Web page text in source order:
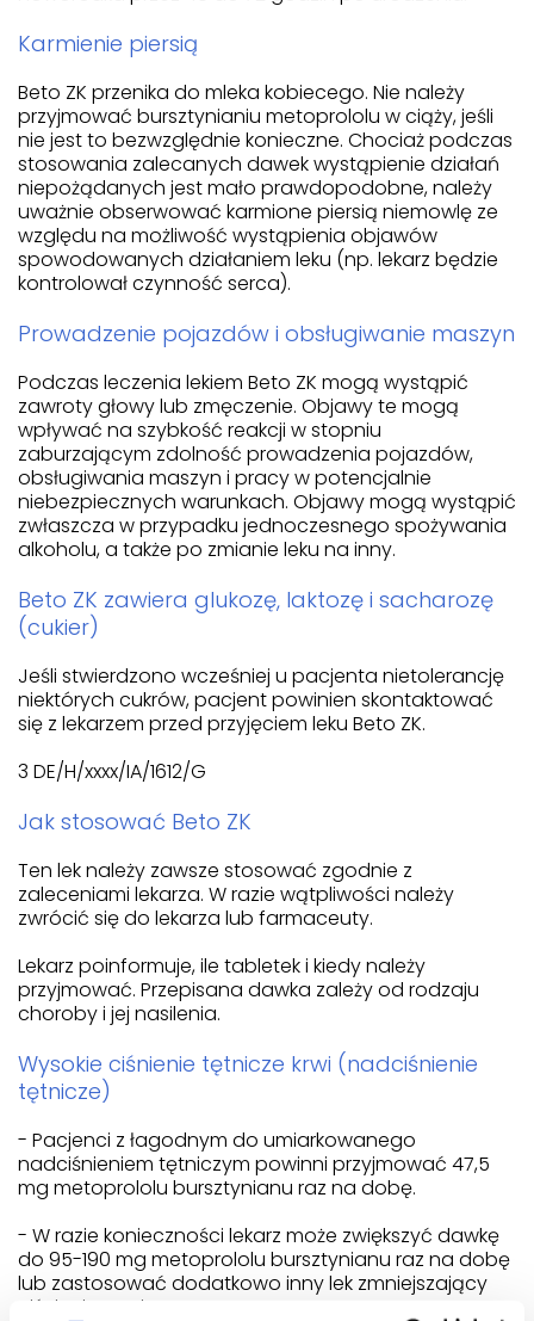
Karmienie piersią
Beto ZK przenika do mleka kobiecego. Nie należy
przyjmować bursztynianiu metoprololu w ciąży, jeśli
nie jest to bezwzględnie konieczne. Chociaż podczas
stosowania zalecanych dawek wystąpienie działań
niepożądanych jest mało prawdopodobne, należy
uważnie obserwować karmione piersią niemowlę ze
względu na możliwość wystąpienia objawów
spowodowanych działaniem leku (np. lekarz będzie
kontrolował czynność serca).
Prowadzenie pojazdów i obsługiwanie maszyn
Podczas leczenia lekiem Beto ZK mogą wystąpić
zawroty głowy lub zmęczenie. Objawy te mogą
wpływać na szybkość reakcji w stopniu
zaburzającym zdolność prowadzenia pojazdów,
obsługiwania maszyn i pracy w potencjalnie
niebezpiecznych warunkach. Objawy mogą wystąpić
zwłaszcza w przypadku jednoczesnego spożywania
alkoholu, a także po zmianie leku na inny.
Beto ZK zawiera glukozę, laktozę i sacharozę
(cukier)
Jeśli stwierdzono wcześniej u pacjenta nietolerancję
niektórych cukrów, pacjent powinien skontaktować
się z lekarzem przed przyjęciem leku Beto ZK.
3 DE/H/xxxx/IA/1612/G
Jak stosować Beto ZK
Ten lek należy zawsze stosować zgodnie z
zaleceniami lekarza. W razie wątpliwości należy
zwrócić się do lekarza lub farmaceuty.
Lekarz poinformuje, ile tabletek i kiedy należy
przyjmować. Przepisana dawka zależy od rodzaju
choroby i jej nasilenia.
Wysokie ciśnienie tętnicze krwi (nadciśnienie
tętnicze)
- Pacjenci z łagodnym do umiarkowanego
nadciśnieniem tętniczym powinni przyjmować 47,5
mg metoprololu bursztynianu raz na dobę.
- W razie konieczności lekarz może zwiększyć dawkę
do 95-190 mg metoprololu bursztynianu raz na dobę
lub zastosować dodatkowo inny lek zmniejszający
ciśnienie tętnicze.